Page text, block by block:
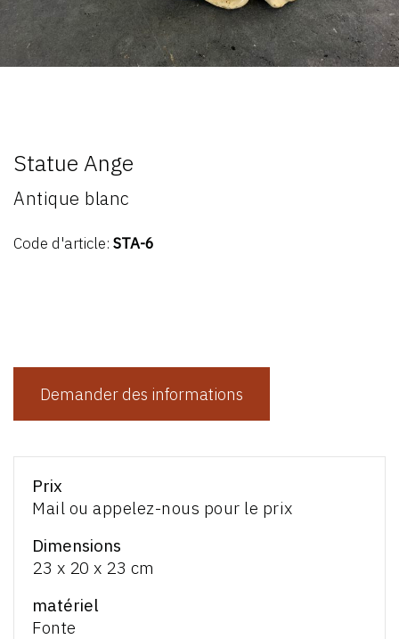
Statue Ange
Antique blanc
Code d'article: STA-6
Demander des informations
Prix
Mail ou appelez-nous pour le prix
Dimensions
23 x 20 x 23 cm
matériel
Fonte